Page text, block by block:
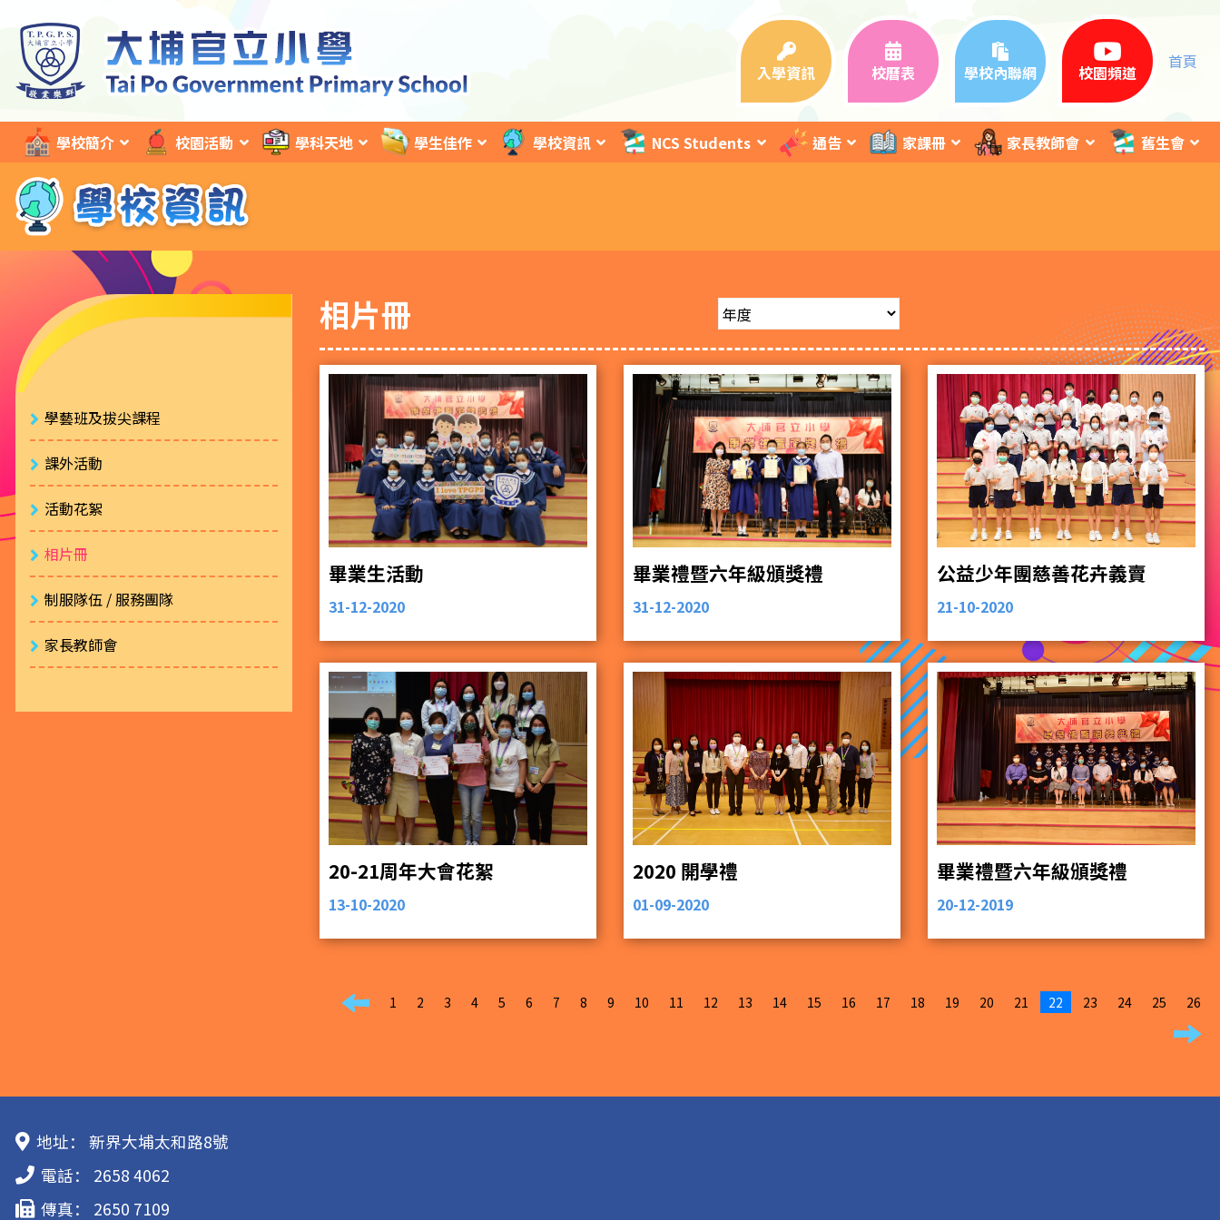
入學資訊 校曆表 學校內聯網 校園頻道
首頁
學校簡介 校園活動 學科天地 學生佳作 學校資訊 NCS Students 通告 家課冊 家長教師會 舊生會
學藝班及拔尖課程
課外活動
活動花絮
相片冊
制服隊伍 / 服務團隊
家長教師會
相片冊
畢業生活動
31-12-2020
畢業禮暨六年級頒獎禮
31-12-2020
公益少年團慈善花卉義賣
21-10-2020
20-21周年大會花絮
13-10-2020
2020 開學禮
01-09-2020
畢業禮暨六年級頒獎禮
20-12-2019
1 2 3 4 5 6 7 8 9 10 11 12 13 14 15 16 17 18 19 20 21 22 23 24 25 26
地址：
新界大埔太和路8號
電話：
2658 4062
傳真：
2650 7109